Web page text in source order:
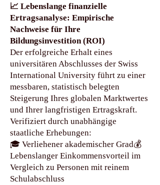
📈 Lebenslange finanzielle
Ertragsanalyse: Empirische
Nachweise für Ihre
Bildungsinvestition (ROI)
Der erfolgreiche Erhalt eines
universitären Abschlusses der Swiss
International University führt zu einer
messbaren, statistisch belegten
Steigerung Ihres globalen Marktwertes
und Ihrer langfristigen Ertragskraft.
Verifiziert durch unabhängige
staatliche Erhebungen:
🎓 Verliehener akademischer Grad💰
Lebenslanger Einkommensvorteil im
Vergleich zu Personen mit reinem
Schulabschluss